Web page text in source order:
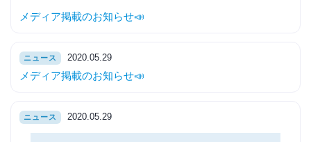
メディア掲載のお知らせ📣
ニュース 2020.05.29
メディア掲載のお知らせ📣
ニュース 2020.05.29